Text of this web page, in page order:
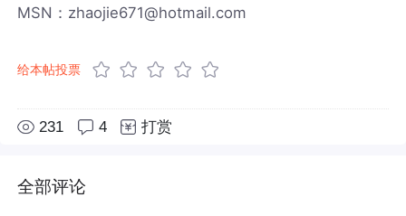
MSN：zhaojie671@hotmail.com
给本帖投票
231 4 打赏
全部评论